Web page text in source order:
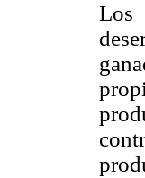
Los